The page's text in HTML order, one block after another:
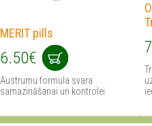
MERIT pills
6.50€
Austrumu formula svara
samazināšanai un kontrolei